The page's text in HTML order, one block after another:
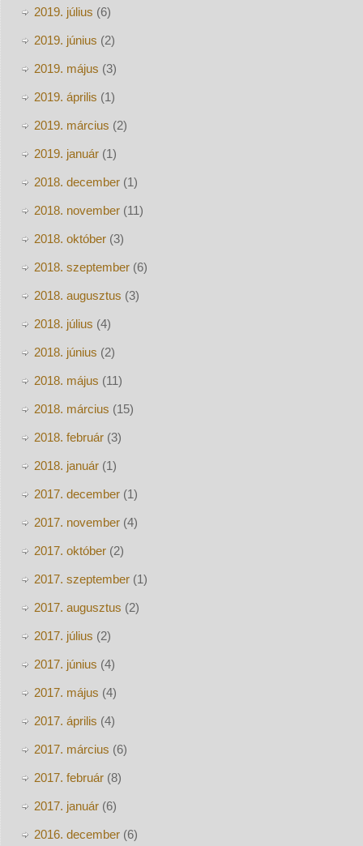
2019. július (6)
2019. június (2)
2019. május (3)
2019. április (1)
2019. március (2)
2019. január(1)
2018. december(1)
2018. november(11)
2018. október(3)
2018. szeptember(6)
2018. augusztus (3)
2018. július (4)
2018. június (2)
2018. május (11)
2018. március (15)
2018. február(3)
2018. január(1)
2017. december(1)
2017. november(4)
2017. október(2)
2017. szeptember(1)
2017. augusztus (2)
2017. július (2)
2017. június (4)
2017. május (4)
2017. április (4)
2017. március (6)
2017. február(8)
2017. január(6)
2016. december(6)